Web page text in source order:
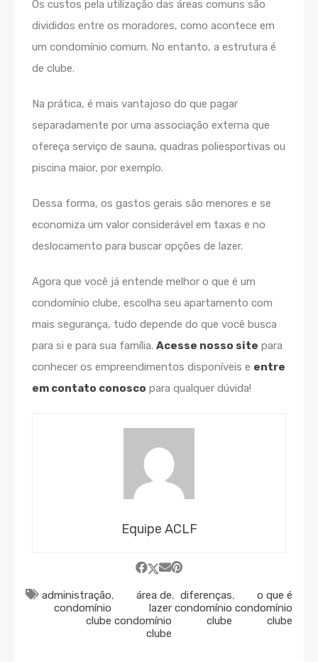
Os custos pela utilização das áreas comuns são
divididos entre os moradores, como acontece em
um condomínio comum. No entanto, a estrutura é
de clube.
Na prática, é mais vantajoso do que pagar
separadamente por uma associação externa que
ofereça serviço de sauna, quadras poliesportivas ou
piscina maior, por exemplo.
Dessa forma, os gastos gerais são menores e se
economiza um valor considerável em taxas e no
deslocamento para buscar opções de lazer.
Agora que você já entende melhor o que é um
condomínio clube, escolha seu apartamento com
mais segurança, tudo depende do que você busca
para si e para sua família. Acesse nosso site para
conhecer os empreendimentos disponíveis e entre
em contato conosco para qualquer dúvida!
Equipe ACLF
administração
condomínio
clube
,
área de
lazer
condomínio
clube
, diferenças
condomínio
clube
,
o que é
condomínio
clube